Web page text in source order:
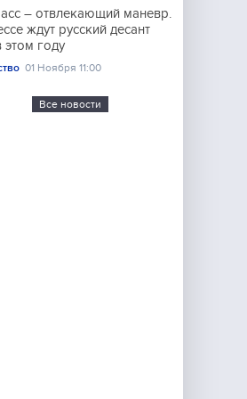
– отвлекающий маневр.
ждут русский десант
этом году
01 Ноября 11:00
Все новости